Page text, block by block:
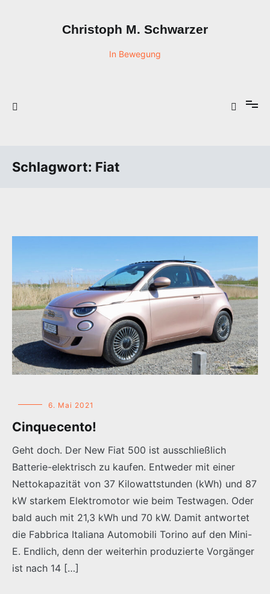
Christoph M. Schwarzer
In Bewegung
Schlagwort: Fiat
6. Mai 2021
Cinquecento!
Geht doch. Der New Fiat 500 ist ausschließlich
Batterie-elektrisch zu kaufen. Entweder mit einer
Nettokapazität von 37 Kilowattstunden (kWh) und 87
kW starkem Elektromotor wie beim Testwagen. Oder
bald auch mit 21,3 kWh und 70 kW. Damit antwortet
die Fabbrica Italiana Automobili Torino auf den Mini-
E. Endlich, denn der weiterhin produzierte Vorgänger
ist nach 14 […]